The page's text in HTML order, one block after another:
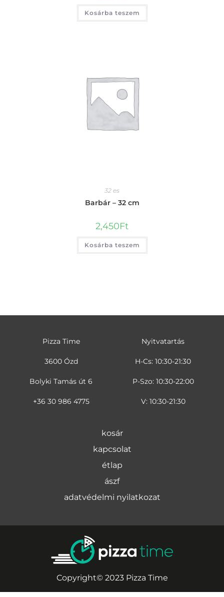
Kosárba teszem
32 es
Barbár – 32 cm
2,450Ft
Kosárba teszem
Pizza Time
3600 Ózd
Bolyki Tamás út 6
+36 30 986 4775
Nyitvatartás
H-Cs: 10:30-21:30
P-Szo: 10:30-22:00
V: 10:30-21:30
kosár
kapcsolat
étlap
ászf
adatvédelmi nyilatkozat
Copyright© 2023 Pizza Time